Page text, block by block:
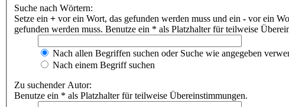
Suche nach Wörtern:
Setze ein + vor ein Wort, das gefunden werden muss und ein - vor ein
gefunden werden muss. Benutze ein * als Platzhalter für teilweise
Nach allen Begriffen suchen oder Suche wie angegeben
Nach einem Begriff suchen
Zu suchender Autor:
Benutze ein * als Platzhalter für teilweise Übereinstimmungen.